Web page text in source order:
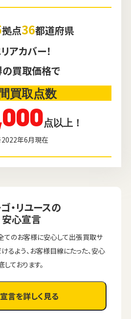
拠点36都道府県
アカバー！
買取価格で
買取点数
点以上！
年6月現在
・リユースの
安心宣言
てのお客様に安心して出張買取サ
るよう、お客様目線にたった、安心
ております。
言を詳しく見る